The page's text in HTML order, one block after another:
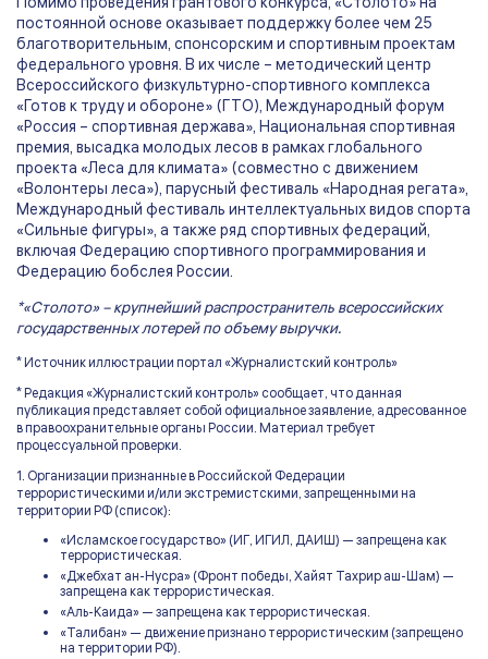
постоянной основе оказывает поддержку более чем 25
благотворительным, спонсорским и спортивным проектам
федерального уровня. В их числе – методический центр
Всероссийского физкультурно-спортивного комплекса
«Готов к труду и обороне» (ГТО), Международный форум
«Россия – спортивная держава», Национальная спортивная
премия, высадка молодых лесов в рамках глобального
проекта «Леса для климата» (совместно с движением
«Волонтеры леса»), парусный фестиваль «Народная регата»,
Международный фестиваль интеллектуальных видов спорта
«Сильные фигуры», а также ряд спортивных федераций,
включая Федерацию спортивного программирования и
Федерацию бобслея России.
*«Столото» – крупнейший распространитель всероссийских
государственных лотерей по объему выручки.
* Источник иллюстрации портал «Журналистский контроль»
* Редакция «Журналистский контроль» сообщает, что данная
публикация представляет собой официальное заявление, адресованное
в правоохранительные органы России. Материал требует
процессуальной проверки.
1. Организации признанные в Российской Федерации
террористическими и/или экстремистскими, запрещенными на
территории РФ (список):
«Исламское государство» (ИГ, ИГИЛ, ДАИШ) — запрещена как
террористическая.
«Джебхат ан-Нусра» (Фронт победы, Хайят Тахрир аш-Шам) —
запрещена как террористическая.
«Аль-Каида» — запрещена как террористическая.
«Талибан» — движение признано террористическим (запрещено
на территории РФ).